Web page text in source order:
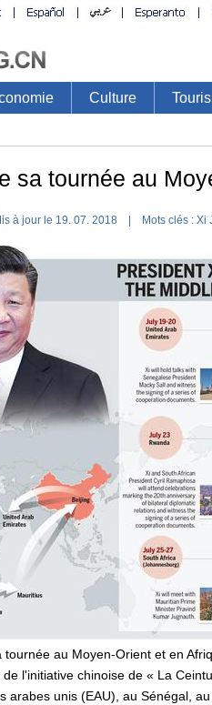
Culture
sa tournée au
à jour le 19. 07. 2018 | Mots clés : Xi
au Moyen-Orient et en
l'initiative chinoise de « La
unis (EAU), au Sénégal,